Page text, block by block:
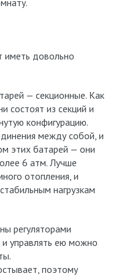
иметь довольно
— секционные. Как
состоят из секций и
конфигурацию.
между собой, и
этих батарей — они
6 атм. Лучше
отопления, и
нагрузкам
регуляторами
и управлять ею можно
поэтому